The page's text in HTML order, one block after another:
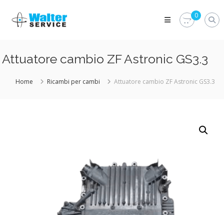
content
Walter
Service
parti
del
0
Attuatore cambio ZF Astronic GS3.3
Home Ricambi per cambi Attuatore cambio ZF Astronic GS3.3